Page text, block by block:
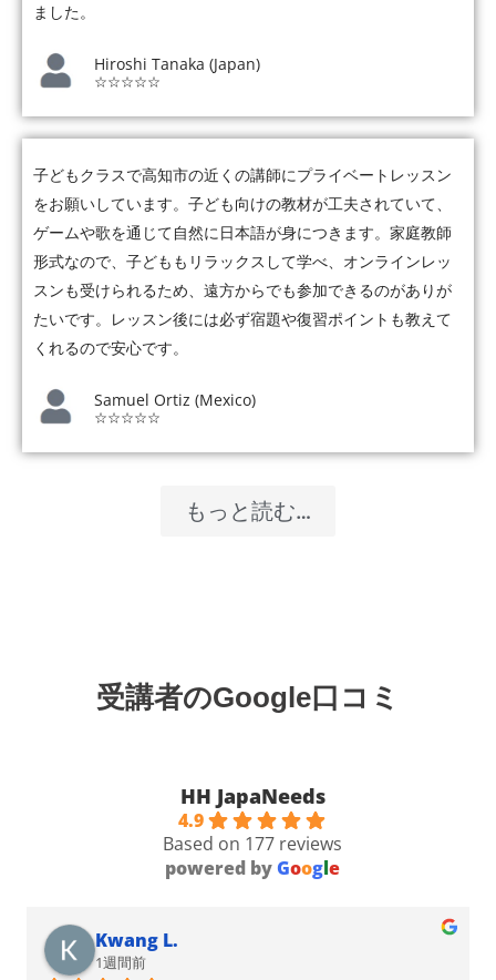
ました。
Hiroshi Tanaka (Japan)
☆☆☆☆☆
子どもクラスで高知市の近くの講師にプライベートレッスン
をお願いしています。子ども向けの教材が工夫されていて、
ゲームや歌を通じて自然に日本語が身につきます。家庭教師
形式なので、子どももリラックスして学べ、オンラインレッ
スンも受けられるため、遠方からでも参加できるのがありが
たいです。レッスン後には必ず宿題や復習ポイントも教えて
くれるので安心です。
Samuel Ortiz (Mexico)
☆☆☆☆☆
もっと読む…
受講者のGoogle口コミ
HH JapaNeeds
4.9
Based on 177 reviews
powered byGoogle
Kwang L.
1週間前